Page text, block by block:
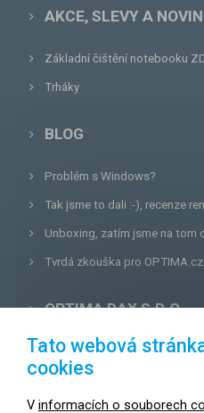
AKCE, SLEVY A
Základní čištění notebooku
Trháky
BLOG
Problém s Windows?
Tak jsme to dali :-), recenze
Unboxing, zatím jsme na tom
Tvrdá zkouška pro OPTIMA.cz...
OPTIMA DAX S.R.O.
Lazecká 46/3, 779 00Olomouc
E-mail:prodejna@optima.cz
Zákaznická linka: +420 587
Tato webová
cookies
V informacích o souborech